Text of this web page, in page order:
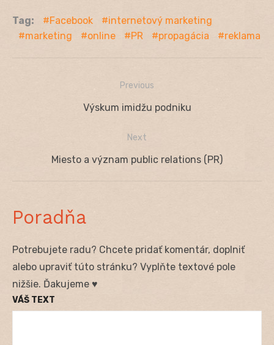
Tag: Facebook
internetový marketing
marketing
online PR propagácia reklama
Navigácia
Previous
Previous
Výskum imidžu podniku
Next
Next
Miesto a význam public relations (PR)
Poradňa
Potrebujete radu? Chcete pridať komentár, doplniť
alebo upraviť túto stránku? Vyplňte textové pole
nižšie. Ďakujeme ♥
VÁŠ TEXT